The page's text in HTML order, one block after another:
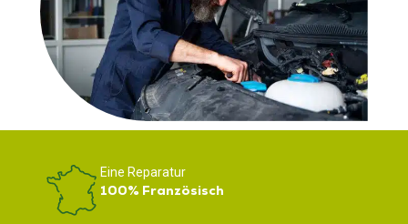
Eine Reparatur
100% Französisch